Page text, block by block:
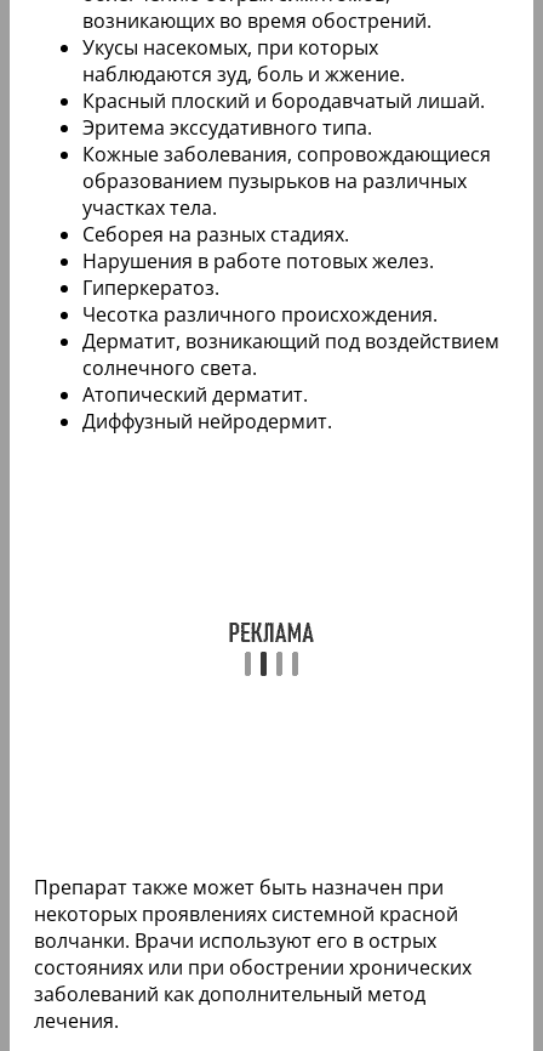
возникающих во время обострений.
Укусы насекомых, при которых
наблюдаются зуд, боль и жжение.
Красный плоский и бородавчатый лишай.
Эритема экссудативного типа.
Кожные заболевания, сопровождающиеся
образованием пузырьков на различных
участках тела.
Себорея на разных стадиях.
Нарушения в работе потовых желез.
Гиперкератоз.
Чесотка различного происхождения.
Дерматит, возникающий под воздействием
солнечного света.
Атопический дерматит.
Диффузный нейродермит.
Препарат также может быть назначен при
некоторых проявлениях системной красной
волчанки. Врачи используют его в острых
состояниях или при обострении хронических
заболеваний как дополнительный метод
лечения.